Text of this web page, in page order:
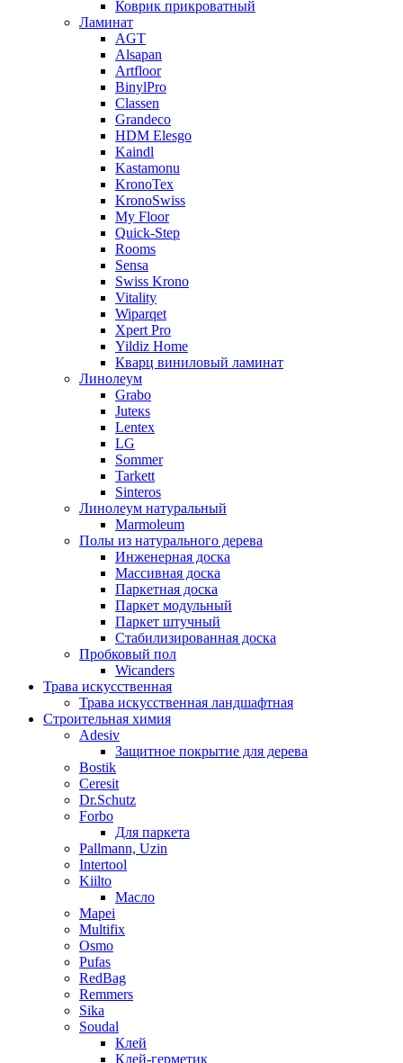
Коврик прикроватный
Ламинат
AGT
Alsapan
Artfloor
BinylPro
Classen
Grandeco
HDM Elesgo
Kaindl
Kastamonu
KronoTex
KronoSwiss
My Floor
Quick-Step
Rooms
Sensa
Swiss Krono
Vitality
Wiparqet
Xpert Pro
Yildiz Home
Кварц виниловый ламинат
Линолеум
Grabo
Juteкs
Lentex
LG
Sommer
Tarkett
Sinteros
Линолеум натуральный
Marmoleum
Полы из натурального дерева
Инженерная доска
Массивная доска
Паркетная доска
Паркет модульный
Паркет штучный
Стабилизированная доска
Пробковый пол
Wicanders
Трава искусственная
Трава искусственная ландшафтная
Строительная химия
Adesiv
Защитное покрытие для дерева
Bostik
Ceresit
Dr.Schutz
Forbo
Для паркета
Pallmann, Uzin
Intertool
Kiilto
Масло
Mapei
Multifix
Osmo
Pufas
RedBag
Remmers
Sika
Soudal
Клей
Клей-герметик